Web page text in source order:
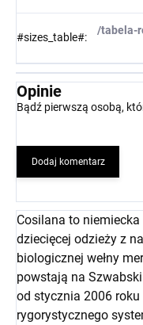
#sizes_table#:
/tabela-
Opinie
Bądź pierwszą osobą,
Dodaj komentarz
Cosilana to
dziecięcej odzieży z
biologicznej wełny
powstają na
od stycznia 2006 roku
rygorystycznego